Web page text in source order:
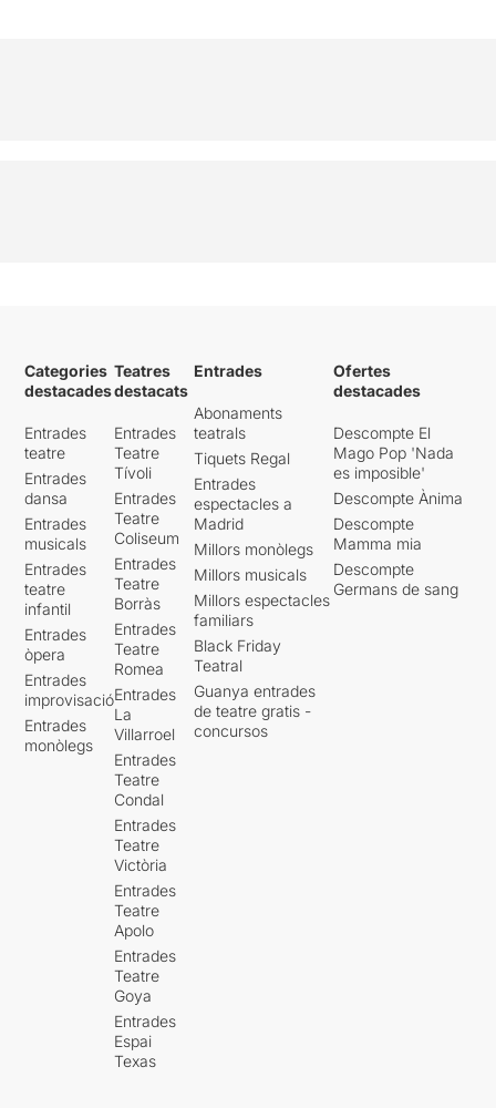
Categories
destacades
Entrades
teatre
Entrades
dansa
Entrades
musicals
Entrades
teatre
infantil
Entrades
òpera
Entrades
improvisació
Entrades
monòlegs
Teatres
destacats
Entrades
Teatre
Tívoli
Entrades
Teatre
Coliseum
Entrades
Teatre
Borràs
Entrades
Teatre
Romea
Entrades
La
Villarroel
Entrades
Teatre
Condal
Entrades
Teatre
Victòria
Entrades
Teatre
Apolo
Entrades
Teatre
Goya
Entrades
Espai
Texas
Entrades
Abonaments
teatrals
Tiquets Regal
Entrades
espectacles a
Madrid
Millors monòlegs
Millors musicals
Millors espectacles
familiars
Black Friday
Teatral
Guanya entrades
de teatre gratis -
concursos
Ofertes
destacades
Descompte El
Mago Pop 'Nada
es imposible'
Descompte Ànima
Descompte
Mamma mia
Descompte
Germans de sang